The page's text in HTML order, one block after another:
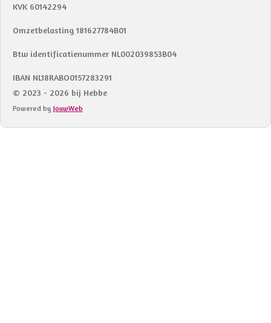
KVK 60142294
Omzetbelasting 181627784B01
Btw identificatienummer NL002039853B04
IBAN NL18RABO0157283291
© 2023 - 2026 bij Hebbe
Powered by JouwWeb